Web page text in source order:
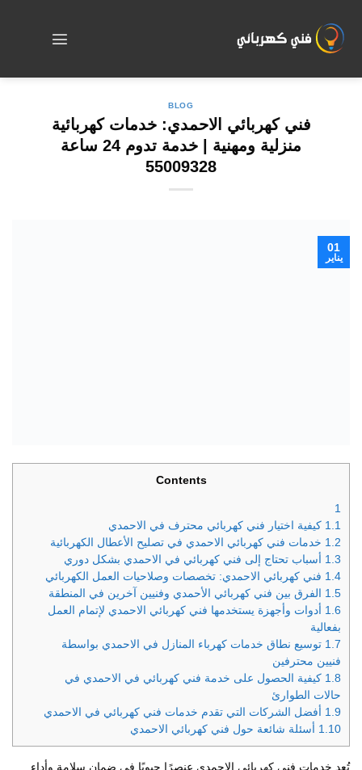
content
BLOG
فني كهربائي الاحمدي: خدمات كهربائية
منزلية ومهنية | خدمة تدوم 24 ساعة
55009328
01
يناير
Contents
1
1.1 كيفية اختيار فني كهربائي محترف في الاحمدي
1.2 خدمات فني كهربائي الاحمدي في تصليح الأعطال الكهربائية
1.3 أسباب تحتاج إلى فني كهربائي في الاحمدي بشكل دوري
1.4 فني كهربائي الاحمدي: تخصصات وصلاحيات العمل الكهربائي
1.5 الفرق بين فني كهربائي الأحمدي وفنيين آخرين في المنطقة
1.6 أدوات وأجهزة يستخدمها فني كهربائي الاحمدي لإتمام العمل
بفعالية
1.7 توسيع نطاق خدمات كهرباء المنازل في الاحمدي بواسطة
فنيين محترفين
1.8 كيفية الحصول على خدمة فني كهربائي في الاحمدي في
حالات الطوارئ
1.9 أفضل الشركات التي تقدم خدمات فني كهربائي في الاحمدي
1.10 أسئلة شائعة حول فني كهربائي الاحمدي
تُعد خدمات فني كهربائي الاحمدي عنصرًا حيويًا في ضمان سلامة وأداء